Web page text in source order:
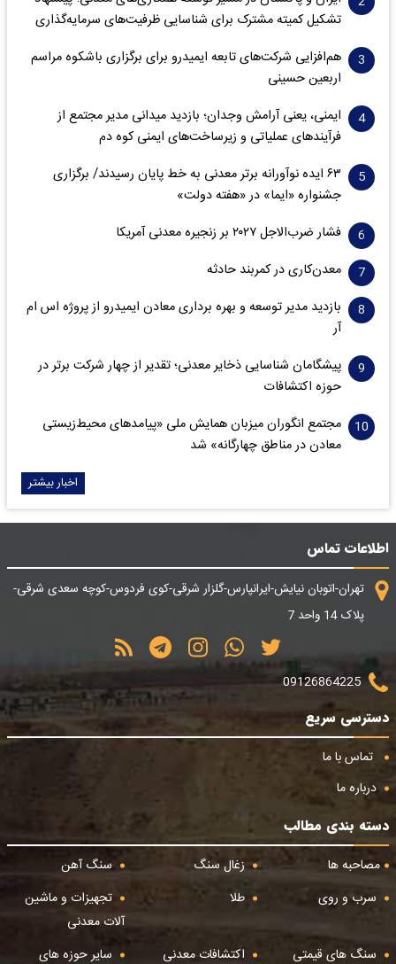
تشکیل کمیته مشترک برای شناسایی ظرفیت‌های سرمایه‌گذاری
هم‌افزایی شرکت‌های تابعه ایمیدرو برای برگزاری باشکوه مراسم
اربعین حسینی
ایمنی، یعنی آرامش وجدان؛ بازدید میدانی مدیر مجتمع از
فرآیندهای عملیاتی و زیرساخت‌های ایمنی کوه دم
۶۳ ایده نوآورانه برتر معدنی به خط پایان رسیدند/ برگزاری
جشنواره «ایما» در «هفته دولت»
فشار ضرب‌الاجل ۲۰۲۷ بر زنجیره معدنی آمریکا
معدن‌کاری در کمربند حادثه
بازدید مدیر توسعه و بهره برداری معادن ایمیدرو از پروژه اس ام
آر
پیشگامان شناسایی ذخایر معدنی؛ تقدیر از چهار شرکت برتر در
حوزه اکتشافات‌
مجتمع انگوران میزبان همایش ملی «پیامدهای محیط‌زیستی
معادن در مناطق چهارگانه» شد
اخبار بیشتر
اطلاعات تماس
تهران-اتوبان نیایش-ایرانپارس-گلزار شرقی-کوی فردوس-کوچه سعدی شرقی-
پلاک 14 واحد 7
09126864225
دسترسی سریع
تماس با ما
درباره ما
دسته بندی مطالب
مصاحبه ها
زغال سنگ
سنگ آهن
سرب و روی
طلا
تجهیزات و ماشین
آلات معدنی
سنگ های قیمتی
اکتشافات معدنی سایر حوزه های